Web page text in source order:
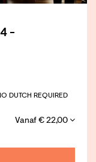
-
DUTCH REQUIRED
Vanaf € 22,00